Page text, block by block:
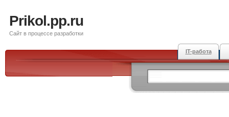
Prikol.pp.ru
Сайт в процессе разработки
IT-работа